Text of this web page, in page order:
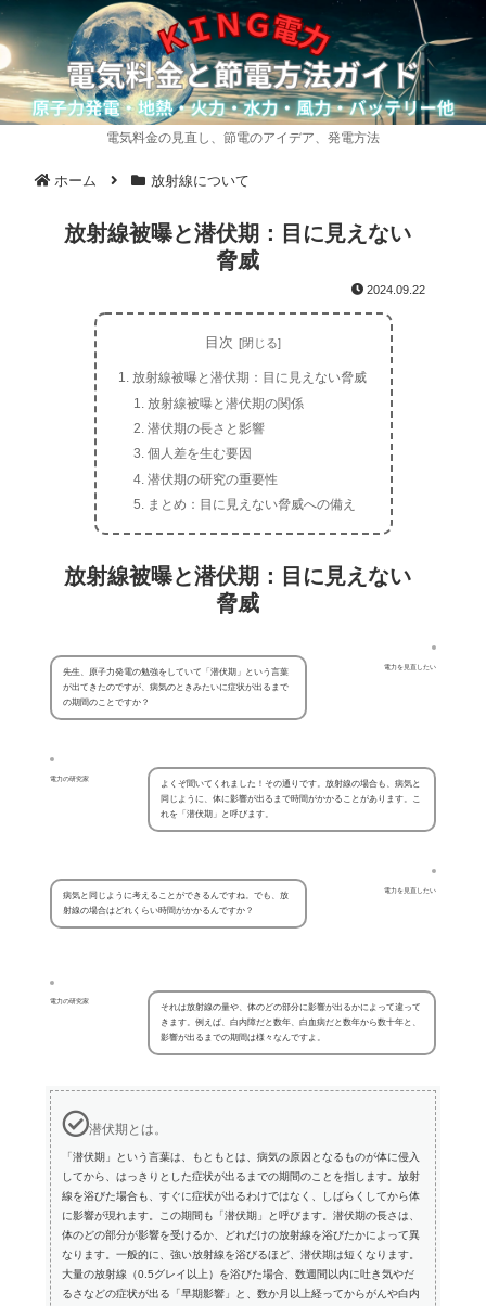
電気料金の見直し、節電のアイデア、発電方法
ホーム 放射線について
放射線被曝と潜伏期：目に見えない
脅威
2024.09.22
目次
放射線被曝と潜伏期：目に見えない脅威
放射線被曝と潜伏期の関係
潜伏期の長さと影響
個人差を生む要因
潜伏期の研究の重要性
まとめ：目に見えない脅威への備え
放射線被曝と潜伏期：目に見えない
脅威
電力を見直したい
先生、原子力発電の勉強をしていて「潜伏期」という言葉
が出てきたのですが、病気のときみたいに症状が出るまで
の期間のことですか？
電力の研究家
よくぞ聞いてくれました！その通りです。放射線の場合も、病気と
同じように、体に影響が出るまで時間がかかることがあります。こ
れを「潜伏期」と呼びます。
電力を見直したい
病気と同じように考えることができるんですね。でも、放
射線の場合はどれくらい時間がかかるんですか？
電力の研究家
それは放射線の量や、体のどの部分に影響が出るかによって違って
きます。例えば、白内障だと数年、白血病だと数年から数十年と、
影響が出るまでの期間は様々なんですよ。
潜伏期とは。
「潜伏期」という言葉は、もともとは、病気の原因となるものが体に侵入
してから、はっきりとした症状が出るまでの期間のことを指します。放射
線を浴びた場合も、すぐに症状が出るわけではなく、しばらくしてから体
に影響が現れます。この期間も「潜伏期」と呼びます。潜伏期の長さは、
体のどの部分が影響を受けるか、どれだけの放射線を浴びたかによって異
なります。一般的に、強い放射線を浴びるほど、潜伏期は短くなります。
大量の放射線（0.5グレイ以上）を浴びた場合、数週間以内に吐き気やだ
るさなどの症状が出る「早期影響」と、数か月以上経ってからがんや白内